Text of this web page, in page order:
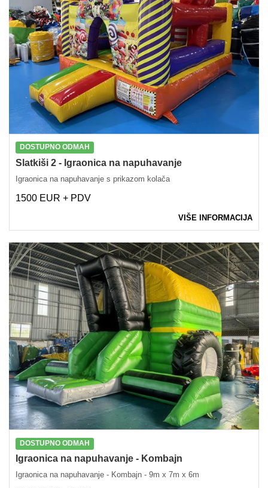
DOSTUPNO ODMAH
Slatkiši 2 - Igraonica na napuhavanje
Igraonica na napuhavanje s prikazom kolača
1500 EUR + PDV
VIŠE INFORMACIJA
DOSTUPNO ODMAH
Igraonica na napuhavanje - Kombajn
Igraonica na napuhavanje - Kombajn - 9m x 7m x 6m